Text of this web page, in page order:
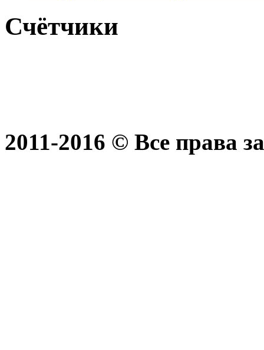
Счётчики
2011-2016 © Все права